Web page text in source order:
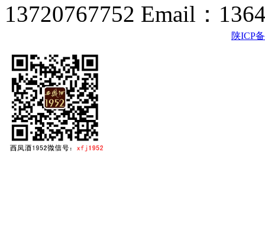
13720767752 Email：
陕ICP